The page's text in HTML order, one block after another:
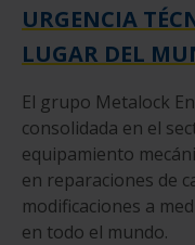
URGENCIA
LUGAR DEL
El grupo Metalock
consolidada en el
equipamiento
en reparaciones de
modificaciones a
en todo el mundo.